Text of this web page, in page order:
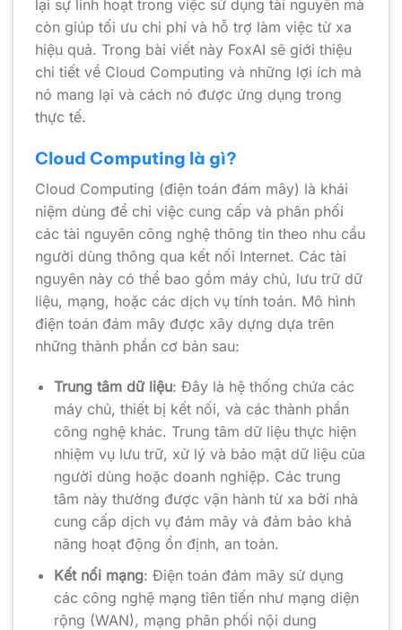
lại sự linh hoạt trong việc sử dụng tài nguyên mà
còn giúp tối ưu chi phí và hỗ trợ làm việc từ xa
hiệu quả. Trong bài viết này FoxAI sẽ giới thiệu
chi tiết về Cloud Computing và những lợi ích mà
nó mang lại và cách nó được ứng dụng trong
thực tế.
Cloud Computing là gì?
Cloud Computing (điện toán đám mây) là khái
niệm dùng để chỉ việc cung cấp và phân phối
các tài nguyên công nghệ thông tin theo nhu cầu
người dùng thông qua kết nối Internet. Các tài
nguyên này có thể bao gồm máy chủ, lưu trữ dữ
liệu, mạng, hoặc các dịch vụ tính toán. Mô hình
điện toán đám mây được xây dựng dựa trên
những thành phần cơ bản sau:
Trung tâm dữ liệu: Đây là hệ thống chứa các
máy chủ, thiết bị kết nối, và các thành phần
công nghệ khác. Trung tâm dữ liệu thực hiện
nhiệm vụ lưu trữ, xử lý và bảo mật dữ liệu của
người dùng hoặc doanh nghiệp. Các trung
tâm này thường được vận hành từ xa bởi nhà
cung cấp dịch vụ đám mây và đảm bảo khả
năng hoạt động ổn định, an toàn.
Kết nối mạng: Điện toán đám mây sử dụng
các công nghệ mạng tiên tiến như mạng diện
rộng (WAN), mạng phân phối nội dung